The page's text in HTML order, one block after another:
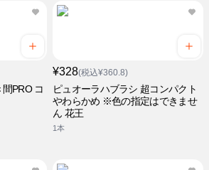
PRO コ
¥328(税込¥360.8)
ピュオーラハブラシ 超コンパクト
やわらかめ ※色の指定はできませ
ん 花王
1本